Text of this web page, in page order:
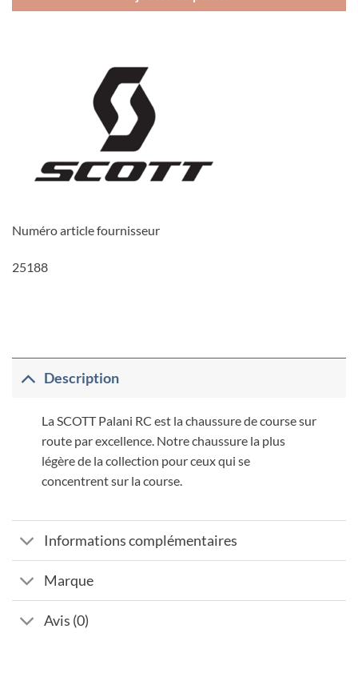
Numéro article fournisseur
25188
Description
La SCOTT Palani RC est la chaussure de course sur
route par excellence. Notre chaussure la plus
légère de la collection pour ceux qui se
concentrent sur la course.
Informations complémentaires
Marque
Avis (0)